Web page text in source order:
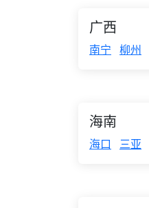
广西
南宁 柳州
海南
海口 三亚